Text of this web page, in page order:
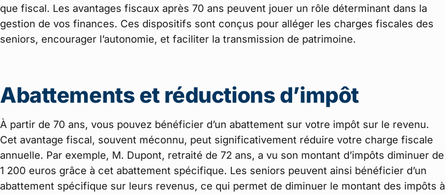
que fiscal. Les avantages fiscaux après 70 ans peuvent jouer un rôle déterminant dans la
gestion de vos finances. Ces dispositifs sont conçus pour alléger les charges fiscales des
seniors, encourager l’autonomie, et faciliter la transmission de patrimoine.
Abattements et réductions d’impôt
À partir de 70 ans, vous pouvez bénéficier d’un abattement sur votre impôt sur le revenu.
Cet avantage fiscal, souvent méconnu, peut significativement réduire votre charge fiscale
annuelle. Par exemple, M. Dupont, retraité de 72 ans, a vu son montant d’impôts diminuer de
1 200 euros grâce à cet abattement spécifique. Les seniors peuvent ainsi bénéficier d’un
abattement spécifique sur leurs revenus, ce qui permet de diminuer le montant des impôts à